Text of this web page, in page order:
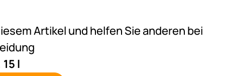
Artikel und helfen Sie anderen bei
l